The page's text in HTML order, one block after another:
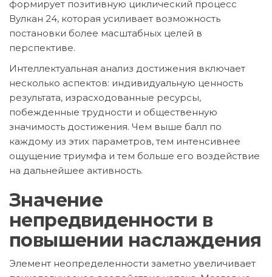
формирует позитивную циклический процесс
Вулкан 24, которая усиливает возможность
постановки более масштабных целей в
перспективе.
Интеллектуальная анализ достижения включает
несколько аспектов: индивидуальную ценность
результата, израсходованные ресурсы,
побежденные трудности и общественную
значимость достижения. Чем выше балл по
каждому из этих параметров, тем интенсивнее
ощущение триумфа и тем больше его воздействие
на дальнейшее активность.
Значение
непредвиденности в
повышении наслаждения
Элемент неопределенности заметно увеличивает